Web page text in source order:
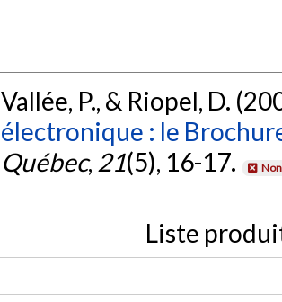
Vallée, P., & Riopel, D.
électronique : le
Québec, 21(5), 16-17.
Liste